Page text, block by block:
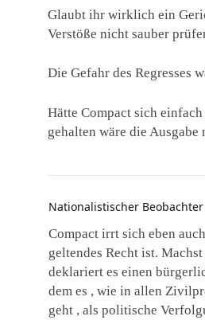
Glaubt ihr wirklich ein
Verstöße nicht sauber
Die Gefahr des Regresses
Hätte Compact sich
gehalten wäre die
Nationalistischer Beobachter
Compact irrt sich eben
geltendes Recht ist.
deklariert es einen
dem es , wie in allen
geht , als politische